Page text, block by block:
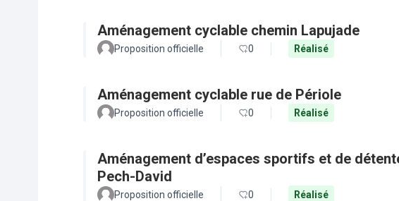
Aménagement cyclable chemin Lapujade
Proposition officielle 0 Réalisé
Aménagement cyclable rue de Périole
Proposition officielle 0 Réalisé
Aménagement d’espaces sportifs et de
Pech-David
Proposition officielle 0 Réalisé